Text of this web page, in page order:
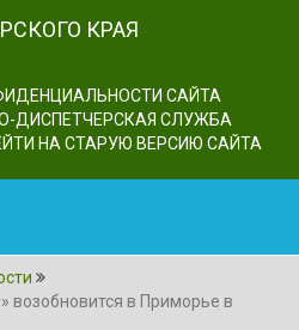
КРАЯ
САЙТА
ДИСПЕТЧЕРСКАЯ СЛУЖБА
НА СТАРУЮ ВЕРСИЮ САЙТА
возобновится в Приморье в